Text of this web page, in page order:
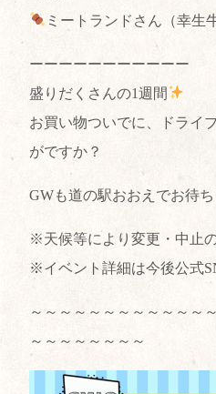
ミートランドさん（幸生
ーーーーーーーーーーー
盛りだくさんの1週間
お買い物ついでに、ドライ
がですか？
GWも道の駅おおえでお待
※天候等により変更・中止
※イベント詳細は今後公式
～～～～～～～～～～～～
～～～～～～～～